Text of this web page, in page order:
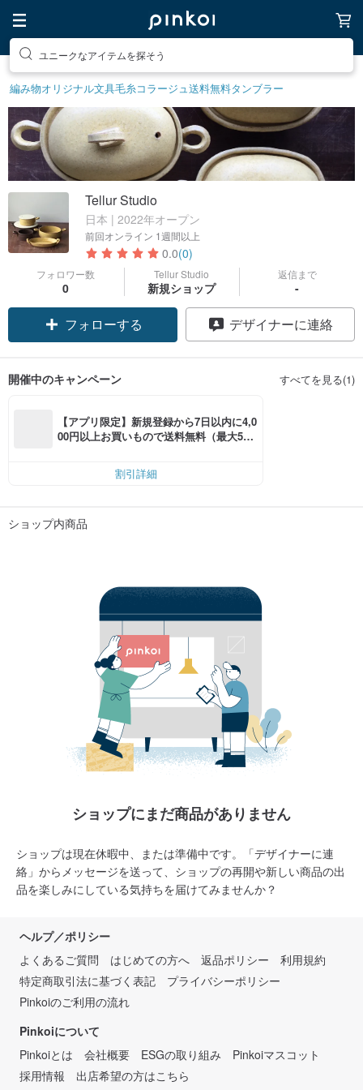
ユニークなアイテムを探そう
編み物オリジナル文具毛糸コラージュ送料無料タンブラー
Tellur Studio
日本 | 2022年オープン
前回オンライン 1週間以上
0.0(0)
フォロワー数
0
Tellur Studio
新規ショップ
返信まで
-
フォローする デザイナーに連絡
開催中のキャンペーン すべてを見る(1)
【アプリ限定】新規登録から7日以内に4,0
00円以上お買いもので送料無料（最大500
割引詳細
ショップ内商品
ショップにまだ商品がありません
ショップは現在休暇中、または準備中です。「デザイナーに連
絡」からメッセージを送って、ショップの再開や新しい商品の出
品を楽しみにしている気持ちを届けてみませんか？
ヘルプ／ポリシー
よくあるご質問
はじめての方へ 返品ポリシー
利用規約
特定商取引法に基づく表記
プライバシーポリシー
Pinkoiのご利用の流れ
Pinkoiについて
Pinkoiとは
会社概要 ESGの取り組み
Pinkoiマスコット
採用情報
出店希望の方はこちら